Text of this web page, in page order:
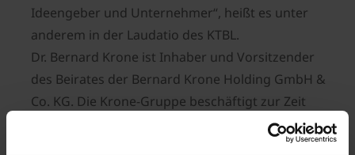
Ideengeber und Unternehmer“, heißt es unter
anderem in der Laudatio des KTBL.
Dr. Bernard Krone ist Inhaber und Vorsitzender
des Beirates der Bernard Krone Holding GmbH &
Co. KG. Die Krone-Gruppe beschäftigt zur Zeit
rund 1.500 Mitarbeiter und erwirtschaftete im
Geschäftsjahr 2003 einen Umsatz von 612 Mio.